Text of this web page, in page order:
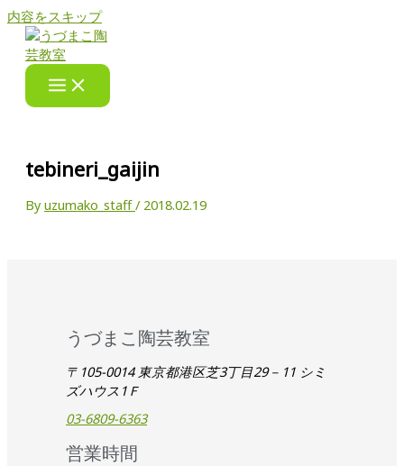
内容をスキップ
tebineri_gaijin
Byuzumako_staff/ 2018.02.19
うづまこ陶芸教室
〒105-0014 東京都港区芝3丁目29－11 シミ
ズハウス1Ｆ
03-6809-6363
営業時間